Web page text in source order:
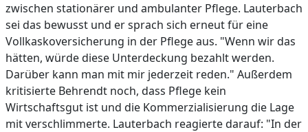
zwischen stationärer und ambulanter Pflege. Lauterbach
sei das bewusst und er sprach sich erneut für eine
Vollkaskoversicherung in der Pflege aus. "Wenn wir das
hätten, würde diese Unterdeckung bezahlt werden.
Darüber kann man mit mir jederzeit reden." Außerdem
kritisierte Behrendt noch, dass Pflege kein
Wirtschaftsgut ist und die Kommerzialisierung die Lage
mit verschlimmerte. Lauterbach reagierte darauf: "In der